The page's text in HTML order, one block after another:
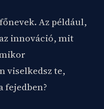
Az például,
innováció, mit
viselkedsz te,
fejedben?